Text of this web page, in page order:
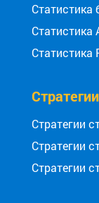
Статистика
Статистика
Стратегии
Стратегии
Стратегии